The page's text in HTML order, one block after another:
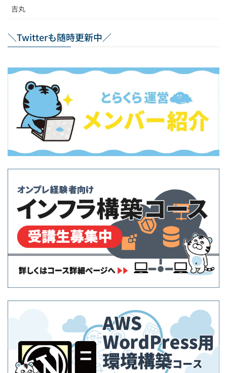
吉丸
＼Twitterも随時更新中／